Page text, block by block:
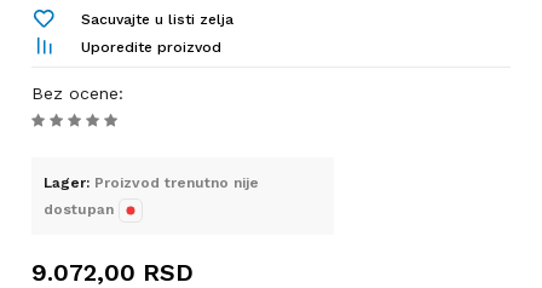
Sacuvajte u listi zelja
Uporedite proizvod
Bez ocene:
Lager: Proizvod trenutno nije
dostupan
9.072,00 RSD